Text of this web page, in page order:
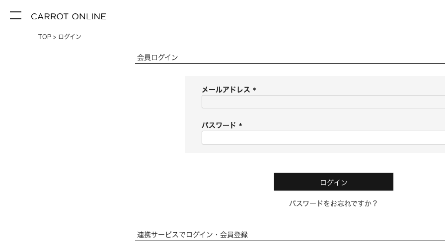
TOP ログイン
会員ログイン
メールアドレス
パスワード
ログイン
パスワードをお忘れですか？
連携サービスでログイン・会員登録